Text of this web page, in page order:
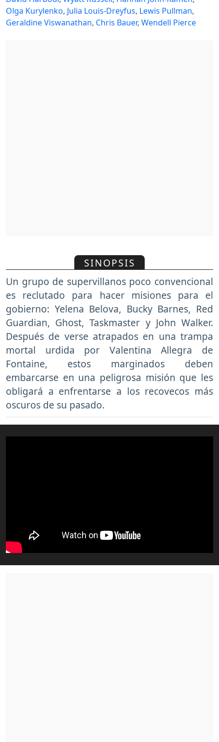
Olga Kurylenko, Julia Louis-Dreyfus, Lewis Pullman,
Geraldine Viswanathan, Chris Bauer, Wendell Pierce
SINOPSIS
Un grupo de supervillanos poco convencional
es reclutado para hacer misiones para el
gobierno: Yelena Belova, Bucky Barnes, Red
Guardian, Ghost, Taskmaster y John Walker.
Después de verse atrapados en una trampa
mortal urdida por Valentina Allegra de
Fontaine, estos marginados deben
embarcarse en una peligrosa misión que les
obligará a enfrentarse a los recovecos más
oscuros de su pasado.